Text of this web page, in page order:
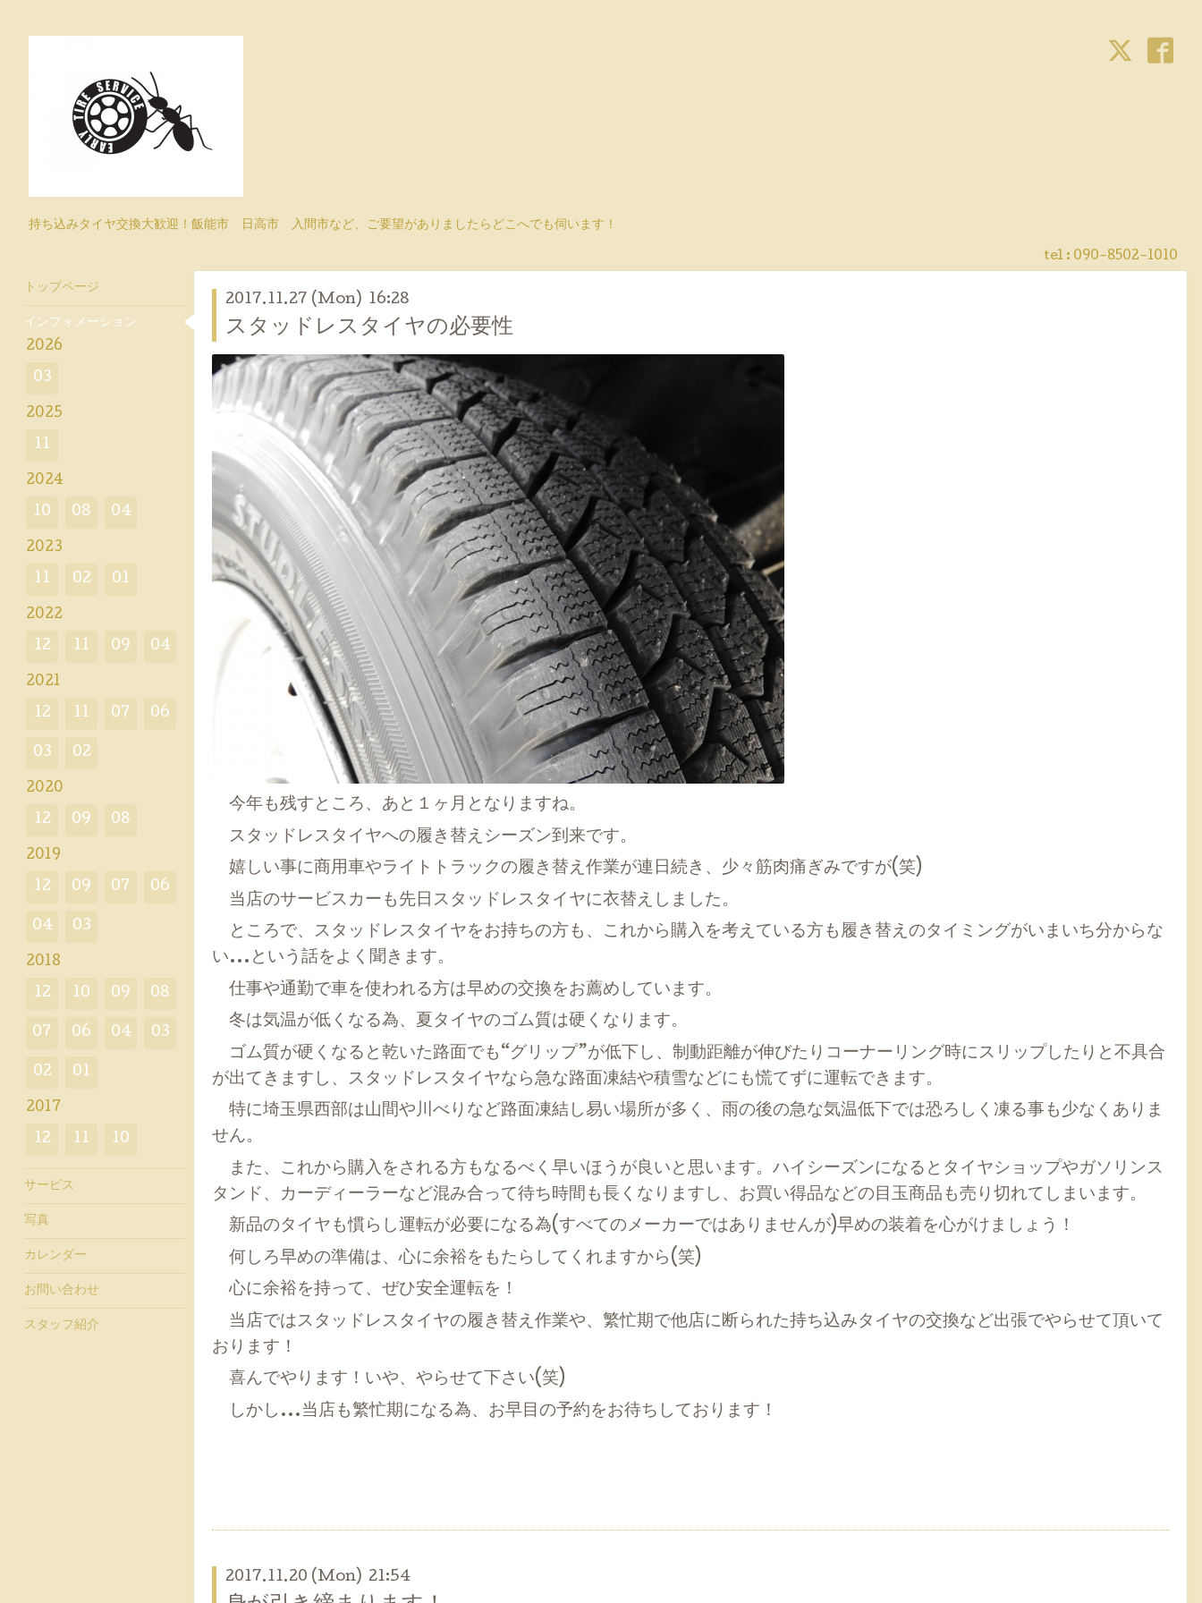
持ち込みタイヤ交換大歓迎！飯能市 日高市 入間市など、ご要望がありましたらどこへでも伺います！
tel : 090-8502-1010
2017.11.27 (Mon) 16:28
スタッドレスタイヤの必要性
今年も残すところ、あと１ヶ月となりますね。
スタッドレスタイヤへの履き替えシーズン到来です。
嬉しい事に商用車やライトトラックの履き替え作業が連日続き、少々筋肉痛ぎみですが(笑)
当店のサービスカーも先日スタッドレスタイヤに衣替えしました。
ところで、スタッドレスタイヤをお持ちの方も、これから購入を考えている方も履き替えのタイミングがいまいち分からな
い...という話をよく聞きます。
仕事や通勤で車を使われる方は早めの交換をお薦めしています。
冬は気温が低くなる為、夏タイヤのゴム質は硬くなります。
ゴム質が硬くなると乾いた路面でも“グリップ”が低下し、制動距離が伸びたりコーナーリング時にスリップしたりと不具合
が出てきますし、スタッドレスタイヤなら急な路面凍結や積雪などにも慌てずに運転できます。
特に埼玉県西部は山間や川べりなど路面凍結し易い場所が多く、雨の後の急な気温低下では恐ろしく凍る事も少なくありま
せん。
また、これから購入をされる方もなるべく早いほうが良いと思います。ハイシーズンになるとタイヤショップやガソリンス
タンド、カーディーラーなど混み合って待ち時間も長くなりますし、お買い得品などの目玉商品も売り切れてしまいます。
新品のタイヤも慣らし運転が必要になる為(すべてのメーカーではありませんが)早めの装着を心がけましょう！
何しろ早めの準備は、心に余裕をもたらしてくれますから(笑)
心に余裕を持って、ぜひ安全運転を！
当店ではスタッドレスタイヤの履き替え作業や、繁忙期で他店に断られた持ち込みタイヤの交換など出張でやらせて頂いて
おります！
喜んでやります！いや、やらせて下さい(笑)
しかし...当店も繁忙期になる為、お早目の予約をお待ちしております！
2017.11.20 (Mon) 21:54
トップページ
インフォメーション
2026
03
2025
11
2024
10 08 04
2023
11 02 01
2022
12 11 09 04
2021
12 11 07 06
03 02
2020
12 09 08
2019
12 09 07 06
04 03
2018
12 10 09 08
07 06 04 03
02 01
2017
12 11 10
サービス
写真
カレンダー
お問い合わせ
スタッフ紹介